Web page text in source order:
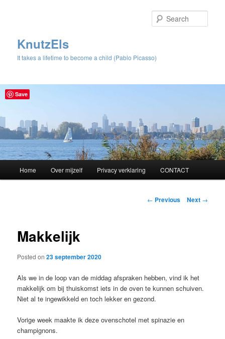
KnutzEls
It takes a lifetime to become a child (Pablo Picasso)
Skip
content
Home Over mijzelf Privacy verklaring CONTACT
Post
← Previous Next →
Makkelijk
Posted on23 september 2020
Als we in de loop van de middag afspraken hebben, vind ik het
makkelijk om bij thuiskomst iets in de oven te kunnen schuiven.
Niet al te ingewikkeld en toch lekker en gezond.
Vorige week maakte ik deze ovenschotel met spinazie en
champignons.
Save